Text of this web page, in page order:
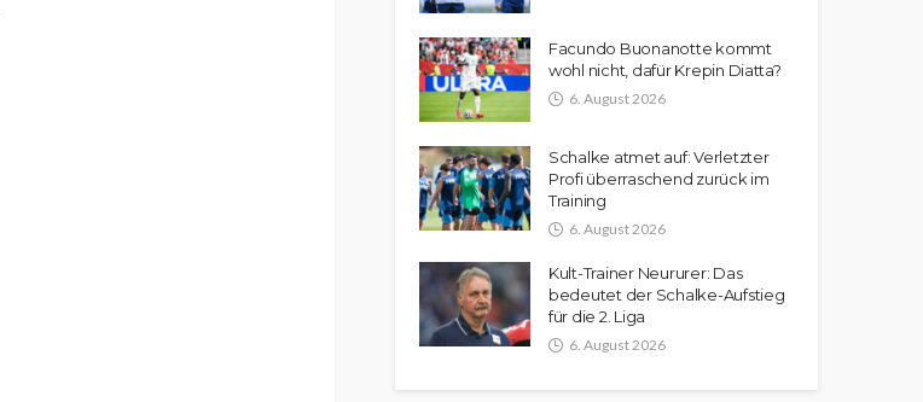
Facundo Buonanotte kommt
wohl nicht, dafür Krepin Diatta?
6. August 2026
Schalke atmet auf: Verletzter
Profi überraschend zurück im
Training
6. August 2026
Kult-Trainer Neururer: Das
bedeutet der Schalke-Aufstieg
für die 2. Liga
6. August 2026